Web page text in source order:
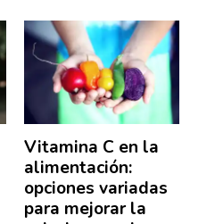
Vitamina C en la
alimentación:
opciones variadas
para mejorar la